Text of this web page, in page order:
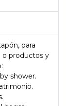
para
o productos y
shower.